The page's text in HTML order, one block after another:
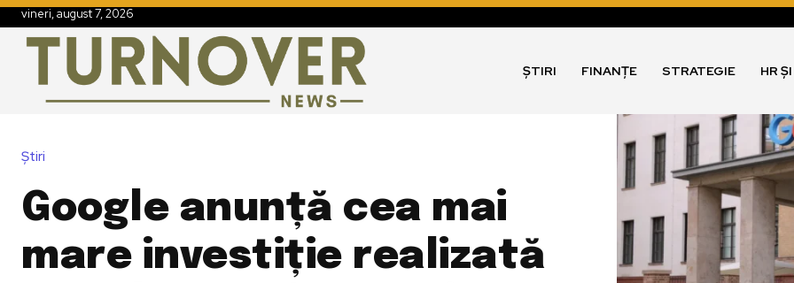
vineri, august 7, 2026
ȘTIRI FINANȚE STRATEGIE HR
Știri
Google anunță cea mai
mare investiție realizată